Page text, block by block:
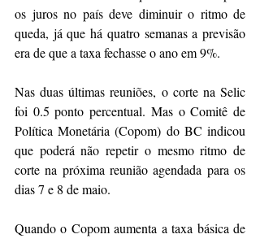
os juros no país deve diminuir o ritmo de
queda, já que há quatro semanas a previsão
era de que a taxa fechasse o ano em 9%.
Nas duas últimas reuniões, o corte na Selic
foi 0.5 ponto percentual. Mas o Comitê de
Política Monetária (Copom) do BC indicou
que poderá não repetir o mesmo ritmo de
corte na próxima reunião agendada para os
dias 7 e 8 de maio.
Quando o Copom aumenta a taxa básica de